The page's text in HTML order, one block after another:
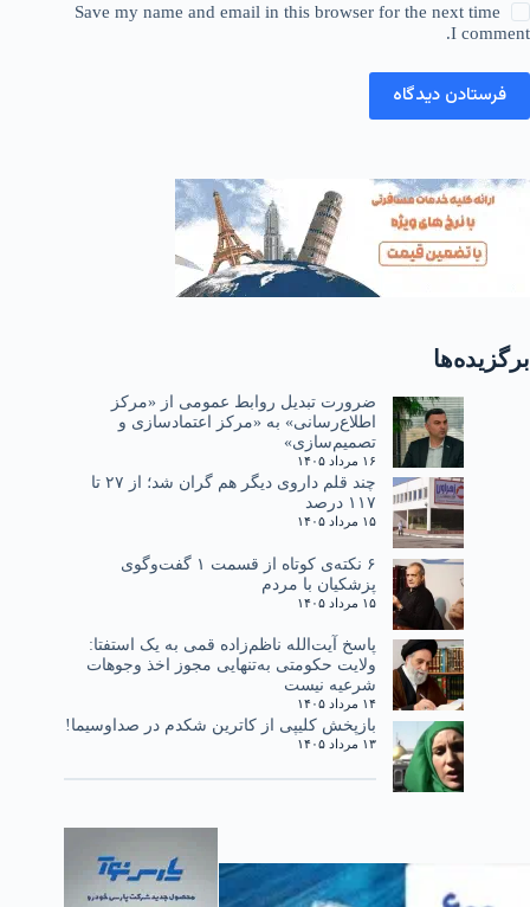
Save my name and email in this browser for the next time
I comment.
فرستادن دیدگاه
برگزیده‌ها
ضرورت تبدیل روابط عمومی از «مرکز
اطلاع‌رسانی» به «مرکز اعتمادسازی و
تصمیم‌سازی»
۱۶ مرداد ۱۴۰۵
چند قلم داروی دیگر هم گران شد؛ از ۲۷ تا
۱۱۷ درصد
۱۵ مرداد ۱۴۰۵
۶ نکته‌ی کوتاه از قسمت ۱ گفت‌وگوی
پزشکیان با مردم
۱۵ مرداد ۱۴۰۵
پاسخ آیت‌الله ناظم‌زاده قمی به یک استفتا:
ولایت حکومتی به‌تنهایی مجوز اخذ وجوهات
شرعیه نیست
۱۴ مرداد ۱۴۰۵
بازپخش کلیپی از کاترین شکدم در صداوسیما!
۱۳ مرداد ۱۴۰۵